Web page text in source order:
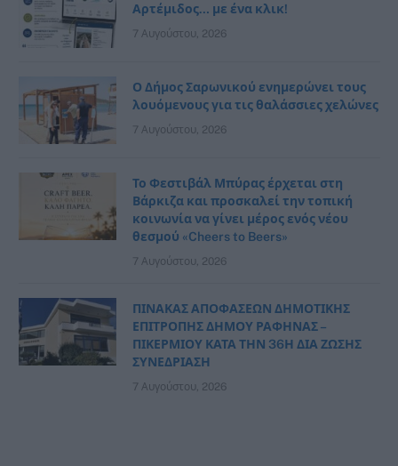
Αρτέμιδος… με ένα κλικ!
7 Αυγούστου, 2026
Ο Δήμος Σαρωνικού ενημερώνει τους
λουόμενους για τις θαλάσσιες χελώνες
7 Αυγούστου, 2026
Το Φεστιβάλ Μπύρας έρχεται στη
Βάρκιζα και προσκαλεί την τοπική
κοινωνία να γίνει μέρος ενός νέου
θεσμού «Cheers to Beers»
7 Αυγούστου, 2026
ΠΙΝΑΚΑΣ ΑΠΟΦΑΣΕΩΝ ΔΗΜΟΤΙΚΗΣ
ΕΠΙΤΡΟΠΗΣ ΔΗΜΟΥ ΡΑΦΗΝΑΣ –
ΠΙΚΕΡΜΙΟΥ ΚΑΤΑ ΤΗΝ 36Η ΔΙΑ ΖΩΣΗΣ
ΣΥΝΕΔΡΙΑΣΗ
7 Αυγούστου, 2026